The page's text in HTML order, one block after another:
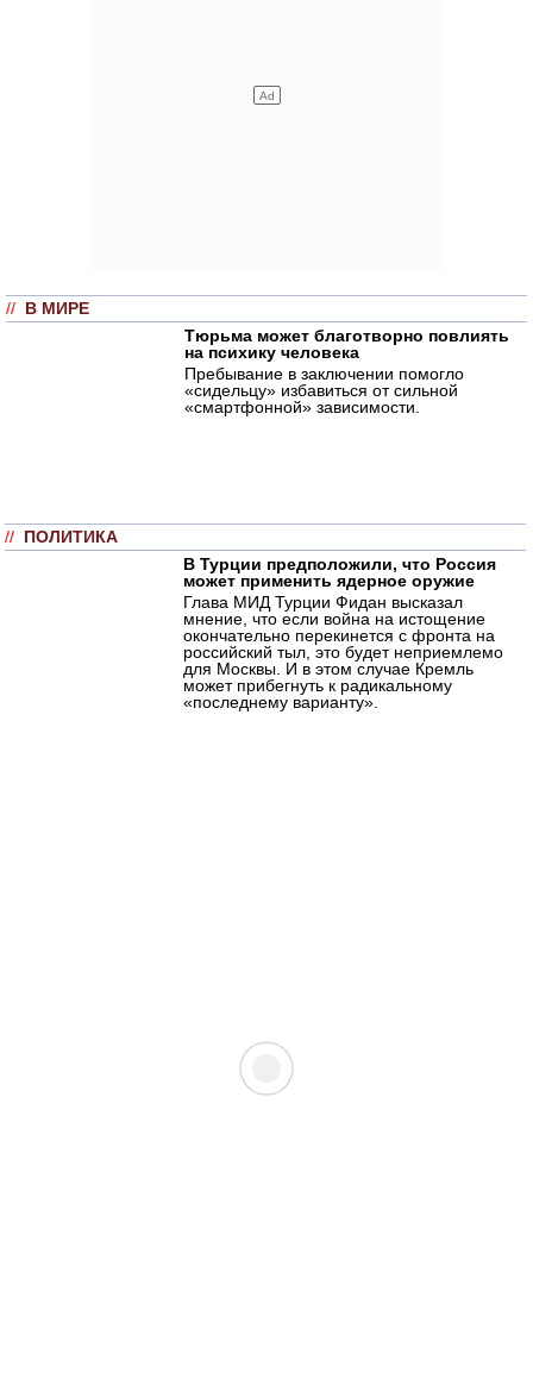
// В МИРЕ
Тюрьма может благотворно повлиять
на психику человека
Пребывание в заключении помогло
«сидельцу» избавиться от сильной
«смартфонной» зависимости.
// ПОЛИТИКА
В Турции предположили, что Россия
может применить ядерное оружие
Глава МИД Турции Фидан высказал
мнение, что если война на истощение
окончательно перекинется с фронта на
российский тыл, это будет неприемлемо
для Москвы. И в этом случае Кремль
может прибегнуть к радикальному
«последнему варианту».